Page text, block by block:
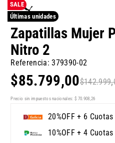
SALE
Últimas unidades
Zapatillas Mujer
Nitro 2
Referencia:379390-02
$142.999,
$85.799,00
Precio sin impuestos nacionales: $ 70.908,26
20%OFF + 6
10%OFF + 4